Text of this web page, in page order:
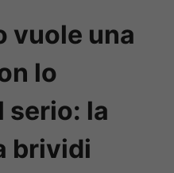
vuole una
lo
serio: la
brividi